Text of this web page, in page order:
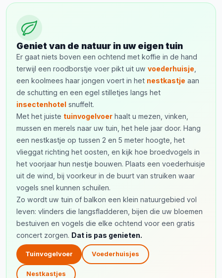
Geniet van de natuur in uw eigen tuin
Er gaat niets boven een ochtend met koffie in de hand
terwijl een roodborstje voer pikt uit uw voederhuisje
een koolmees haar jongen voert in het nestkastje aan
de schutting en een egel stilletjes langs het
insectenhotel snuffelt.
Met het juiste tuinvogelvoer haalt u mezen, vinken,
mussen en merels naar uw tuin, het hele jaar door. Hang
een nestkastje op tussen 2 en 5 meter hoogte, het
vlieggat richting het oosten, en kijk hoe broedvogels in
het voorjaar hun nestje bouwen. Plaats een voederhuisje
uit de wind, bij voorkeur in de buurt van struiken waar
vogels snel kunnen schuilen.
Zo wordt uw tuin of balkon een klein natuurgebied vol
leven: vlinders die langsfladderen, bijen die uw bloemen
bestuiven en vogels die elke ochtend voor een gratis
concert zorgen. Dat is pas genieten.
Tuinvogelvoer Voederhuisjes
Nestkastjes